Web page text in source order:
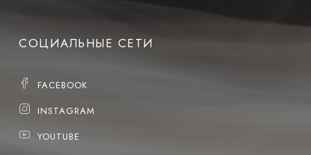
СОЦИАЛЬНЫЕ СЕТИ
FACEBOOK
INSTAGRAM
YOUTUBE